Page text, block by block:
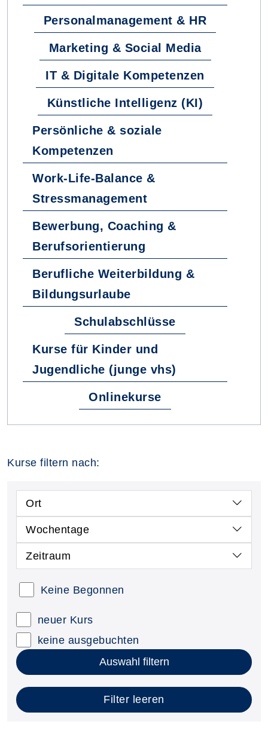
Personalmanagement & HR
Marketing & Social Media
IT & Digitale Kompetenzen
Künstliche Intelligenz (KI)
Persönliche & soziale
Kompetenzen
Work-Life-Balance &
Stressmanagement
Bewerbung, Coaching &
Berufsorientierung
Berufliche Weiterbildung &
Bildungsurlaube
Schulabschlüsse
Kurse für Kinder und
Jugendliche (junge vhs)
Onlinekurse
Kurse filtern nach:
Ort
Wochentage
Zeitraum
Keine Begonnen
neuer Kurs
keine ausgebuchten
Auswahl filtern
Filter leeren